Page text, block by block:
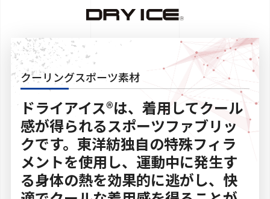
クーリングスポーツ素材
ドライアイス®︎は、着用してクール
感が得られるスポーツファブリッ
クです。東洋紡独自の特殊フィラ
メントを使用し、運動中に発生す
る身体の熱を効果的に逃がし、快